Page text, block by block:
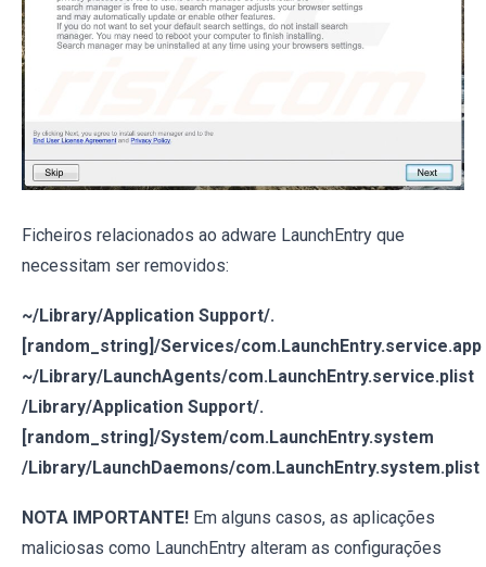
Ficheiros relacionados ao adware LaunchEntry que
necessitam ser removidos:
~/Library/Application Support/.
[random_string]/Services/com.LaunchEntry.service.app
~/Library/LaunchAgents/com.LaunchEntry.service.plist
/Library/Application Support/.
[random_string]/System/com.LaunchEntry.system
/Library/LaunchDaemons/com.LaunchEntry.system.plist
NOTA IMPORTANTE! Em alguns casos, as aplicações
maliciosas como LaunchEntry alteram as configurações